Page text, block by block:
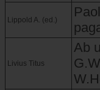
Lippold A. (ed.)
Livius Titus
Ab